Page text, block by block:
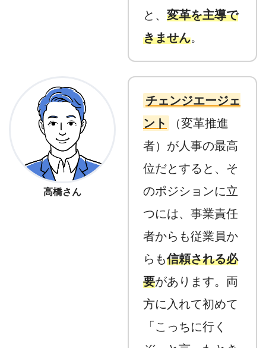
と、 変革を主導で
きません。
高橋さん
チェンジエージェ
ント
（変革推進
者）が人事の最高
位だとすると、そ
のポジションに立
つには、事業責任
者からも従業員か
らも信頼される必
要があります。両
方に入れて初めて
「こっちに行く